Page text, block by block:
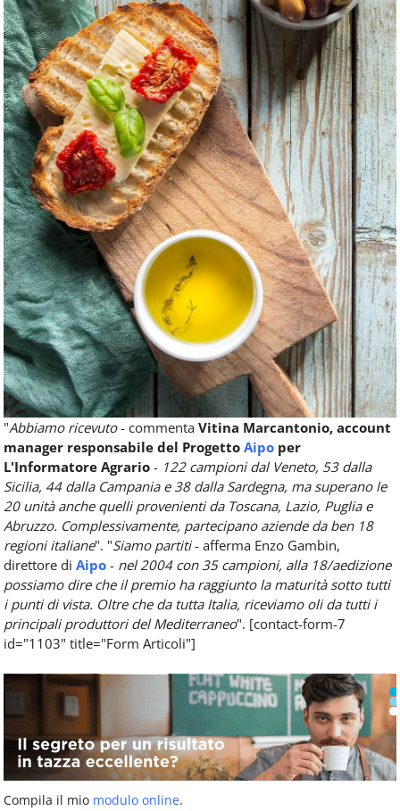
"Abbiamo ricevuto- commenta Vitina Marcantonio, account
manager responsabile del Progetto Aipo per
L'Informatore Agrario - 122 campioni dal Veneto, 53 dalla
Sicilia, 44 dalla Campania e 38 dalla Sardegna, ma superano le
20 unità anche quelli provenienti da Toscana, Lazio, Puglia e
Abruzzo. Complessivamente, partecipano aziende da ben 18
regioni italiane". "Siamo partiti- afferma Enzo Gambin,
direttore di Aipo - nel 2004 con 35 campioni, alla 18/aedizione
possiamo dire che il premio ha raggiunto la maturità sotto tutti
i punti di vista. Oltre che da tutta Italia, riceviamo oli da tutti i
principali produttori del Mediterraneo". [contact-form-7
id="1103" title="Form Articoli"]
Compila il mio modulo online.